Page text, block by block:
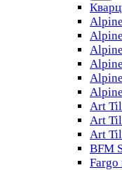
Art
Art
Art
BFM
Fargo